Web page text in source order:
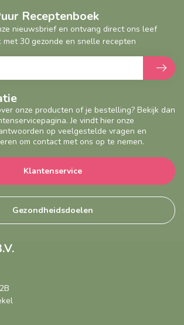
onze producten of je bestelling? Bekijk dan
Je vindt hier onze
op veelgestelde vragen en
om contact met ons op te nemen.
Klantenservice
Gezondheidsdoelen
Receptenboek
nieuwsbrief en ontvang direct ons leef
met 30 gezonde en snelle recepten